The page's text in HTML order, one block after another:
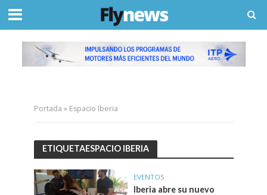
Portada » Espacio Iberia
ETIQUETAESPACIO IBERIA
EVENTOS
Iberia abre su nuevo